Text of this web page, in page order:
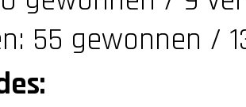
55 gewonnen /